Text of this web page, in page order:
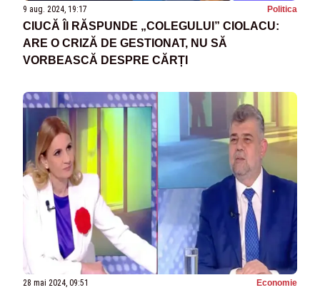
9 aug. 2024, 19:17 Politica
CIUCĂ ÎI RĂSPUNDE „COLEGULUI” CIOLACU:
ARE O CRIZĂ DE GESTIONAT, NU SĂ
VORBEASCĂ DESPRE CĂRȚI
28 mai 2024, 09:51 Economie